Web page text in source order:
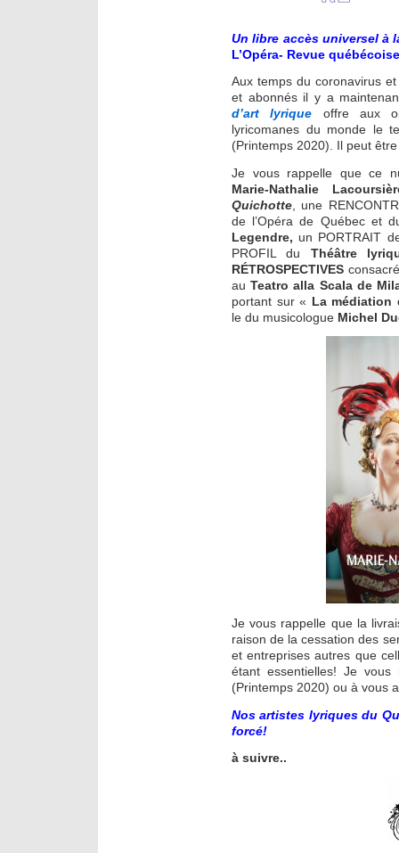
Un libre accès universel à
L’Opéra- Revue
Aux temps du coronavirus
et abonnés il y a
d’art lyrique offre aux
lyricomanes du monde le
(Printemps 2020). Il peut
Je vous rappelle que ce
Marie-Nathalie
Quichotte , une
de l’Opéra de Québec et
Legendre, un PORTRAIT
PROFIL du Théâtre
RÉTROSPECTIVES
auTeatro alla Scala de
portant sur « La médiation
le du musicologue Michel
Je vous rappelle que la
raison de la cessation des
et entreprises autres que
étant essentielles! Je
(Printemps 2020) ou à vous
Nos artistes lyriques du
forcé!
à suivre..